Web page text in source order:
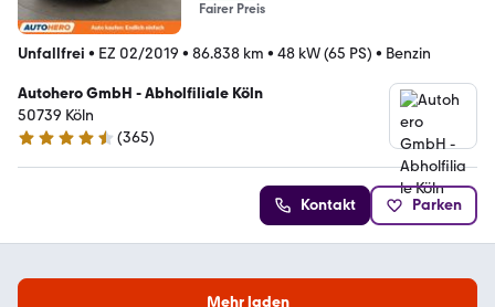
Fairer Preis
Unfallfrei • EZ 02/2019 • 86.838 km • 48 kW (65 PS) • Benzin
Autohero GmbH - Abholfiliale Köln
50739 Köln
4.6 Sterne
(365)
Kontakt Parken
Mehr laden